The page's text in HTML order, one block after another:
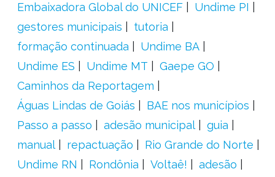
Embaixadora Global do UNICEF
Undime PI
gestores municipais
tutoria
formação continuada
Undime BA
Undime ES
Undime MT
Gaepe GO
Caminhos da Reportagem
Águas Lindas de Goiás
BAE nos municípios
Passo a passo
adesão municipal
guia
manual
repactuação
Rio Grande do Norte
Undime RN
Rondônia Voltaê!
adesão